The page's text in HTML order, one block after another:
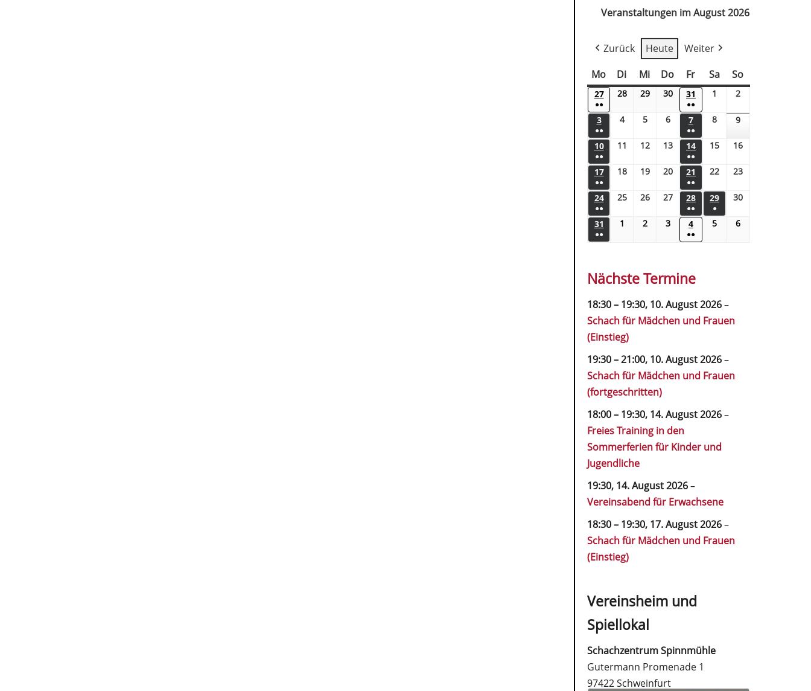
Veranstaltungen im August 2026
Zurück Heute
Weiter
Mo
Di Mi Do Fr Sa So
27
●●
28 29 30 31
●●
1 2
3
●●
4 5 6 7
●●
8 9
10
●●
11 12 13 14
●●
15 16
17
●●
18 19 20 21
●●
22 23
24
●●
25 26 27 28
●●
29
●
30
31
●●
1 2 3 4
●●
5 6
Nächste Termine
18:30– 19:30, 10. August 2026–
Schach für Mädchen und Frauen
(Einstieg)
19:30–21:00, 10. August 2026–
Schach für Mädchen und Frauen
(fortgeschritten)
18:00– 19:30, 14. August 2026–
Freies Training in den
Sommerferien für Kinder und
Jugendliche
19:30, 14. August 2026–
Vereinsabend für Erwachsene
18:30– 19:30, 17. August 2026–
Schach für Mädchen und Frauen
(Einstieg)
Vereinsheim und
Spiellokal
Schachzentrum Spinnmühle
Gutermann Promenade 1
97422 Schweinfurt